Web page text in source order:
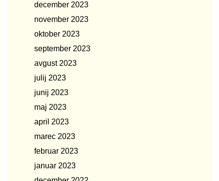
december 2023
november 2023
oktober 2023
september 2023
avgust 2023
julij 2023
junij 2023
maj 2023
april 2023
marec 2023
februar 2023
januar 2023